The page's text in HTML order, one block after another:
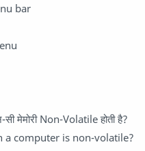
bar
मेमोरी Non-Volatile होती है?
a computer is non-volatile?